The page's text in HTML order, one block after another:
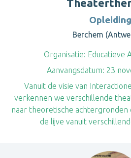
Opleiding
Berchem
Organisatie: Educatieve
Aanvangsdatum: 23
Vanuit de visie van
verkennen we verschillende
naar theoretische achtergronden
de lijve vanuit